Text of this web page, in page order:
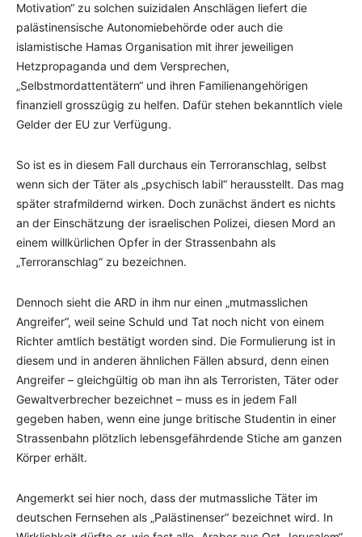
Motivation“ zu solchen suizidalen Anschlägen liefert die
palästinensische Autonomiebehörde oder auch die
islamistische Hamas Organisation mit ihrer jeweiligen
Hetzpropaganda und dem Versprechen,
„Selbstmordattentätern“ und ihren Familienangehörigen
finanziell grosszügig zu helfen. Dafür stehen bekanntlich viele
Gelder der EU zur Verfügung.
So ist es in diesem Fall durchaus ein Terroranschlag, selbst
wenn sich der Täter als „psychisch labil“ herausstellt. Das mag
später strafmildernd wirken. Doch zunächst ändert es nichts
an der Einschätzung der israelischen Polizei, diesen Mord an
einem willkürlichen Opfer in der Strassenbahn als
„Terroranschlag“ zu bezeichnen.
Dennoch sieht die ARD in ihm nur einen „mutmasslichen
Angreifer“, weil seine Schuld und Tat noch nicht von einem
Richter amtlich bestätigt worden sind. Die Formulierung ist in
diesem und in anderen ähnlichen Fällen absurd, denn einen
Angreifer – gleichgültig ob man ihn als Terroristen, Täter oder
Gewaltverbrecher bezeichnet – muss es in jedem Fall
gegeben haben, wenn eine junge britische Studentin in einer
Strassenbahn plötzlich lebensgefährdende Stiche am ganzen
Körper erhält.
Angemerkt sei hier noch, dass der mutmassliche Täter im
deutschen Fernsehen als „Palästinenser“ bezeichnet wird. In